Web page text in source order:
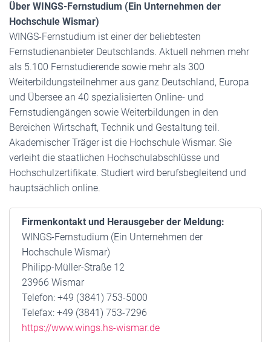
Über WINGS-Fernstudium (Ein Unternehmen der
Hochschule Wismar)
WINGS-Fernstudium ist einer der beliebtesten
Fernstudienanbieter Deutschlands. Aktuell nehmen mehr
als 5.100 Fernstudierende sowie mehr als 300
Weiterbildungsteilnehmer aus ganz Deutschland, Europa
und Übersee an 40 spezialisierten Online- und
Fernstudiengängen sowie Weiterbildungen in den
Bereichen Wirtschaft, Technik und Gestaltung teil.
Akademischer Träger ist die Hochschule Wismar. Sie
verleiht die staatlichen Hochschulabschlüsse und
Hochschulzertifikate. Studiert wird berufsbegleitend und
hauptsächlich online.
Firmenkontakt und Herausgeber der Meldung:
WINGS-Fernstudium (Ein Unternehmen der
Hochschule Wismar)
Philipp-Müller-Straße 12
23966 Wismar
Telefon: +49 (3841) 753-5000
Telefax: +49 (3841) 753-7296
https://www.wings.hs-wismar.de